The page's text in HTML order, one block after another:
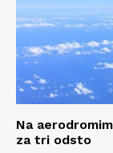
Na
za tri odsto